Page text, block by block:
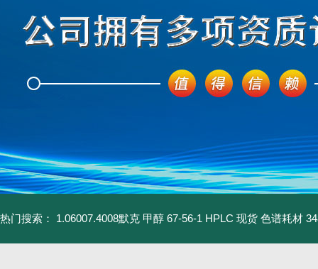
热门搜索： 1.06007.4008默克 甲醇 67-56-1 HPLC 现货 色谱耗材